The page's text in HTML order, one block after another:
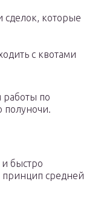
сделок, которые
с квотами
работы по
полуночи.
быстро
принцип средней